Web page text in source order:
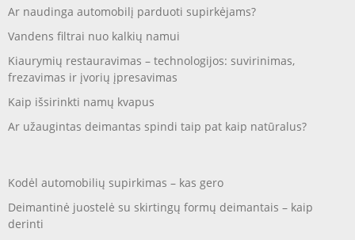
Ar naudinga automobilį parduoti supirkėjams?
Vandens filtrai nuo kalkių namui
Kiaurymių restauravimas – technologijos: suvirinimas,
frezavimas ir įvorių įpresavimas
Kaip išsirinkti namų kvapus
Ar užaugintas deimantas spindi taip pat kaip natūralus?
Kodėl automobilių supirkimas – kas gero
Deimantinė juostelė su skirtingų formų deimantais – kaip
derinti